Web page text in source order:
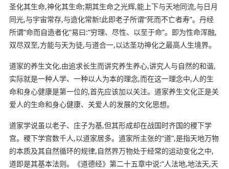
圣化其生命,神化其生命;期其生命之光辉,能上下与天地同流,与日月
同光,与宇宙常存,与造化常新!此即老子所谓“死而不亡者寿”。丹经
所谓“命而自造者化”易曰:“穷理、尽性、以至于命”。即为性命浑融,
双尽双至,方能与天为徒,与道合一,以达圣功神化之最高人生境界。
道家的养生文化,由追求长生而讲究养生养心,讲究人与自然的和谐,
实际就是一种人学、一种以人为本的理念,而在这一理念中,人的生
命和身心健康是第一位的,首先应该加以关注。道家养生文化正是关
爱人的生命和身心健康、关爱人的发展的文化思想。
道家学说虽以老子、庄子为基,但其形成却在战国时齐国的稷下学
宫。稷下学宫数千人,以道家居多。道家所主张的“道”,是指天地万物
的本质及其自然循环的规律,自然界万物处于经常的运动变化之中,
道即是其基本法则。《道德经》第二十五章中说:“人法地,地法天,天